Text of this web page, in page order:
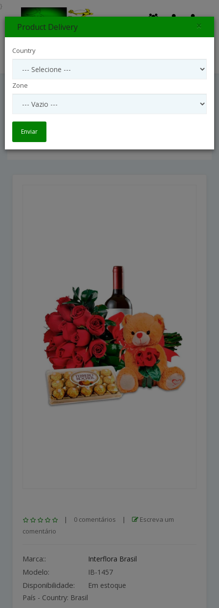
Combo Amor Completo Flores Com Urso
De Pelúcia, Chocolates E Vinho
| 0 comentários |
Escreva um
comentário
Marca:: Interflora Brasil
Modelo: IB-1457
Disponibilidade:
Em estoque
País - Country: Brasil
}
Product Delivery ×
Country
Zone
Enviar